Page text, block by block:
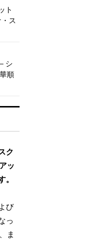
ト
ス
シ
順
ク
ッ
。
び
っ
ま